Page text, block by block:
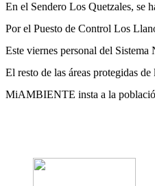
En el Sendero Los Quetzales, se
Por el Puesto de Control Los
Este viernes personal del
El resto de las áreas protegidas
MiAMBIENTE insta a la